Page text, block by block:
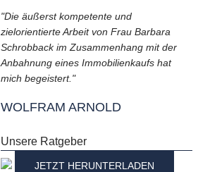
"Die äußerst kompetente und
zielorientierte Arbeit von Frau Barbara
Schrobback im Zusammenhang mit der
Anbahnung eines Immobilienkaufs hat
mich begeistert."
WOLFRAM ARNOLD
Unsere Ratgeber
JETZT HERUNTERLADEN